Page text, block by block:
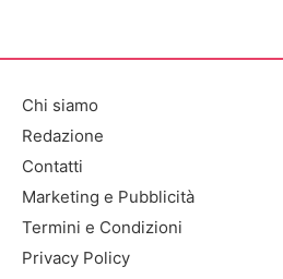
Chi siamo
Redazione
Contatti
Marketing e Pubblicità
Termini e Condizioni
Privacy Policy